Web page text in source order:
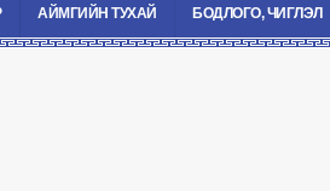
АЙМГИЙН ТУХАЙ БОДЛОГО, ЧИГЛЭЛ